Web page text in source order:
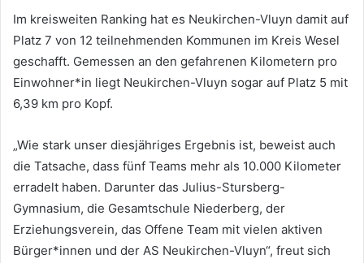
Im kreisweiten Ranking hat es Neukirchen-Vluyn damit auf
Platz 7 von 12 teilnehmenden Kommunen im Kreis Wesel
geschafft. Gemessen an den gefahrenen Kilometern pro
Einwohner*in liegt Neukirchen-Vluyn sogar auf Platz 5 mit
6,39 km pro Kopf.
„Wie stark unser diesjähriges Ergebnis ist, beweist auch
die Tatsache, dass fünf Teams mehr als 10.000 Kilometer
erradelt haben. Darunter das Julius-Stursberg-
Gymnasium, die Gesamtschule Niederberg, der
Erziehungsverein, das Offene Team mit vielen aktiven
Bürger*innen und der AS Neukirchen-Vluyn“, freut sich